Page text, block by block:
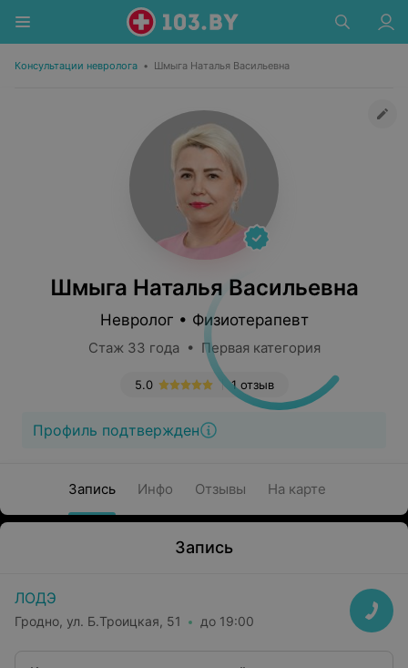
Консультации невролога • Шмыга Наталья Васильевна
Шмыга Наталья Васильевна
Невролог • Физиотерапевт
Стаж 33 года • Первая категория
1 отзыв
5.0
Профиль подтвержден
Запись Инфо Отзывы На карте
Запись
ЛОДЭ
Гродно, ул. Б.Троицкая, 51 до 19:00